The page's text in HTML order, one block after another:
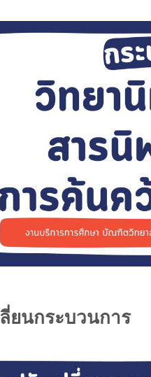
ยนกระบวนการ